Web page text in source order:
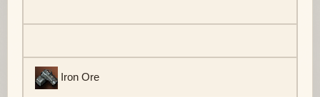
Iron Ore